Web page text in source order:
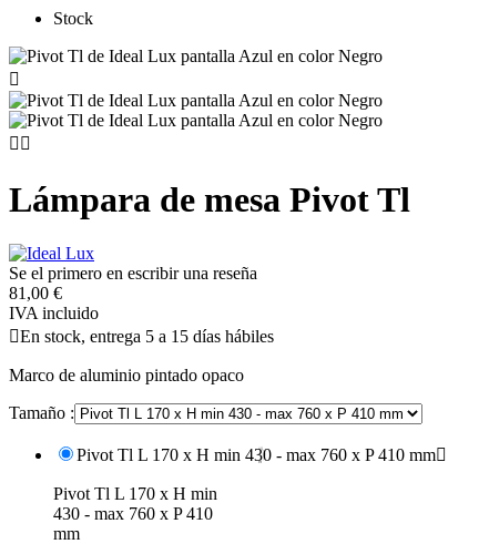
Stock

 
Lámpara de mesa Pivot Tl
Se el primero en escribir una reseña
81,00 €
IVA incluido
En stock, entrega 5 a 15 días hábiles
Marco de aluminio pintado opaco
Tamaño :
Pivot Tl L 170 x H min 430 - max 760 x P 410 mm
Pivot Tl L 170 x H min
430 - max 760 x P 410
mm